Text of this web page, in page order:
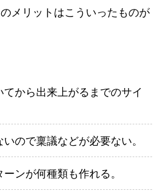
メリットはこういったものが
から出来上がるまでのサイ
ので稟議などが必要ない。
ンが何種類も作れる。